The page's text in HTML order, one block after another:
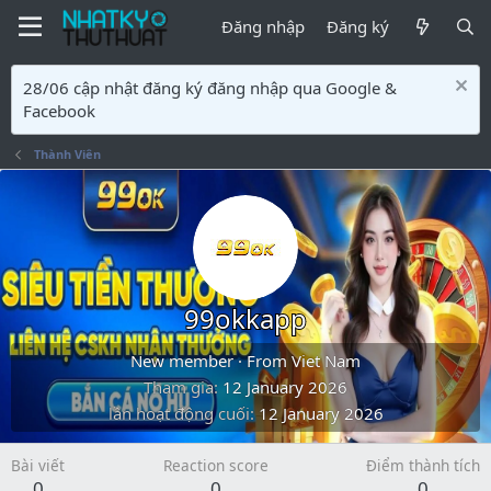
Đăng nhập Đăng ký
28/06 cập nhật đăng ký đăng nhập qua Google &
Facebook
Thành Viên
99okkapp
New member ·From Viet Nam
Tham gia 12 January 2026
lần hoạt động cuối 12 January 2026
Bài viết Reaction score Điểm thành tích